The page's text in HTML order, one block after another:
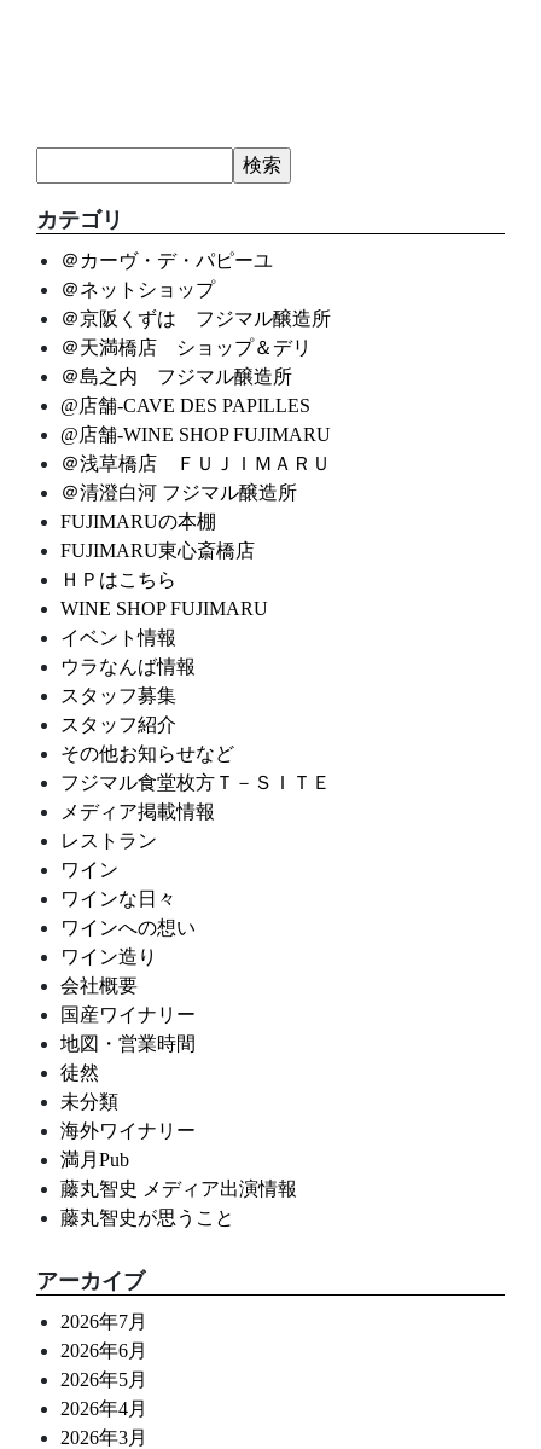
カテゴリ
＠カーヴ・デ・パピーユ
＠ネットショップ
＠京阪くずは フジマル醸造所
＠天満橋店 ショップ＆デリ
＠島之内 フジマル醸造所
@店舗-CAVE DES PAPILLES
@店舗-WINE SHOP FUJIMARU
＠浅草橋店 ＦＵＪＩＭＡＲＵ
＠清澄白河 フジマル醸造所
FUJIMARUの本棚
FUJIMARU東心斎橋店
ＨＰはこちら
WINE SHOP FUJIMARU
イベント情報
ウラなんば情報
スタッフ募集
スタッフ紹介
その他お知らせなど
フジマル食堂枚方Ｔ－ＳＩＴＥ
メディア掲載情報
レストラン
ワイン
ワインな日々
ワインへの想い
ワイン造り
会社概要
国産ワイナリー
地図・営業時間
徒然
未分類
海外ワイナリー
満月Pub
藤丸智史 メディア出演情報
藤丸智史が思うこと
アーカイブ
2026年7月
2026年6月
2026年5月
2026年4月
2026年3月